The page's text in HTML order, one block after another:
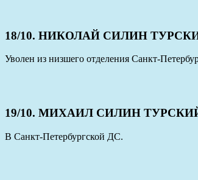
18/10. НИКОЛАЙ СИЛИН ТУРСКИЙ
Уволен из низшего отделения Санкт-
19/10. МИХАИЛ СИЛИН ТУРСКИЙ
В Санкт-Петербургской ДС.